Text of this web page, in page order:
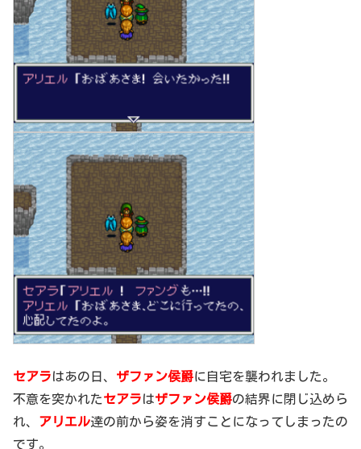
セアラはあの日、 ザファン侯爵に自宅を襲われました。
不意を突かれたセアラはザファン侯爵の結界に閉じ込めら
れ、 アリエル達の前から姿を消すことになってしまったの
です。